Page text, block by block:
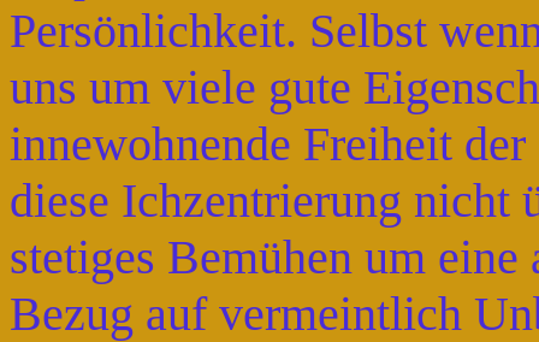
Persönlichkeit. Selbst
uns um viele gute
innewohnende Freiheit
diese Ichzentrierung nicht
stetiges Bemühen um
Bezug auf vermeintlich